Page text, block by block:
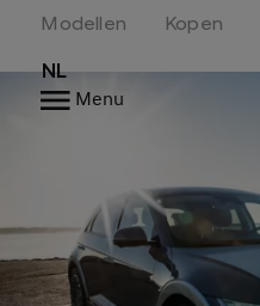
Modellen Kopen
NL
Menu